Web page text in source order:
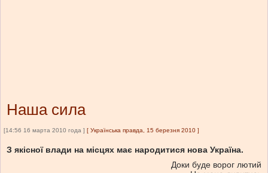
Наша сила
[14:56 16 марта 2010 года ] [ Українська правда, 15 березня 2010 ]
З якісної влади на місцях має народитися нова Україна.
Доки буде ворог лютий